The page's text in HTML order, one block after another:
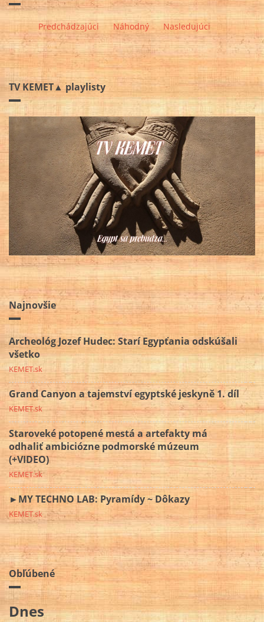
Predchádzajúci Náhodný Nasledujúci
TV KEMET▲ playlisty
Najnovšie
Archeológ Jozef Hudec: Starí Egypťania odskúšali
všetko
KEMET.sk
Grand Canyon a tajemství egyptské jeskyně 1. díl
KEMET.sk
Staroveké potopené mestá a artefakty má
odhaliť ambiciózne podmorské múzeum
(+VIDEO)
KEMET.sk
►MY TECHNO LAB: Pyramídy ~ Dôkazy
KEMET.sk
Obľúbené
Dnes